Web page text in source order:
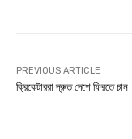
PREVIOUS ARTICLE
ক্রিকেটাররা দ্রুত দেশে ফিরতে চান